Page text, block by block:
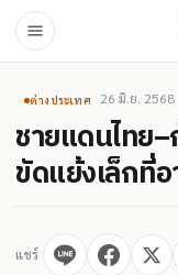
ต่างประเทศ 26 มิ.ย. 2568
ชายแดนไทย
ขัดแย้งเล็กที่
แชร์